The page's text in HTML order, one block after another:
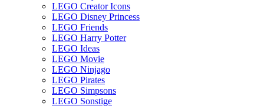
LEGO Creator Icons
LEGO Disney Princess
LEGO Friends
LEGO Harry Potter
LEGO Ideas
LEGO Movie
LEGO Ninjago
LEGO Pirates
LEGO Simpsons
LEGO Sonstige